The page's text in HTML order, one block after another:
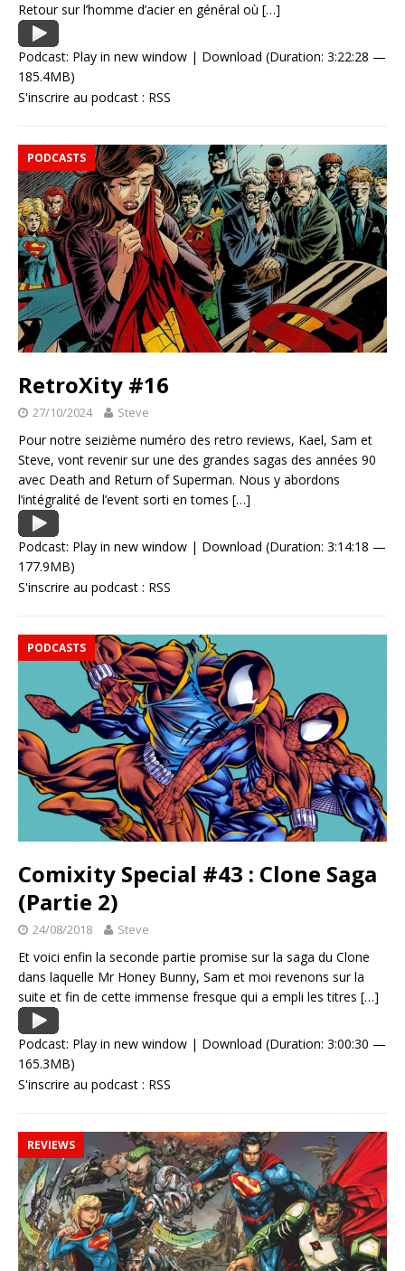
Retour sur l’homme d’acier en général où […]
Podcast: Play in new window | Download (Duration: 3:22:28 —
185.4MB)
S'inscrire au podcast : RSS
PODCASTS
RetroXity #16
27/10/2024 Steve
Pour notre seizième numéro des retro reviews, Kael, Sam et
Steve, vont revenir sur une des grandes sagas des années 90
avec Death and Return of Superman. Nous y abordons
l’intégralité de l’event sorti en tomes […]
Podcast: Play in new window | Download (Duration: 3:14:18 —
177.9MB)
S'inscrire au podcast : RSS
PODCASTS
Comixity Special #43 : Clone Saga
(Partie 2)
24/08/2018 Steve
Et voici enfin la seconde partie promise sur la saga du Clone
dans laquelle Mr Honey Bunny, Sam et moi revenons sur la
suite et fin de cette immense fresque qui a empli les titres […]
Podcast: Play in new window | Download (Duration: 3:00:30 —
165.3MB)
S'inscrire au podcast : RSS
REVIEWS